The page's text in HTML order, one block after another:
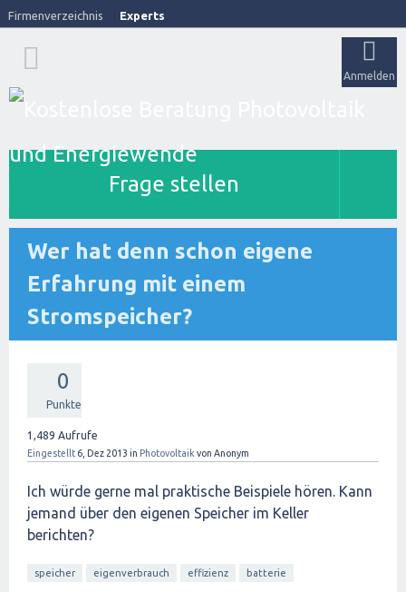
Firmenverzeichnis Experts
Anmelden
Frage stellen
Wer hat denn schon eigene
Erfahrung mit einem
Stromspeicher?
0
Punkte
1,489 Aufrufe
Eingestellt 6, Dez 2013 in Photovoltaik von Anonym
Ich würde gerne mal praktische Beispiele hören. Kann
jemand über den eigenen Speicher im Keller
berichten?
speicher eigenverbrauch effizienz batterie